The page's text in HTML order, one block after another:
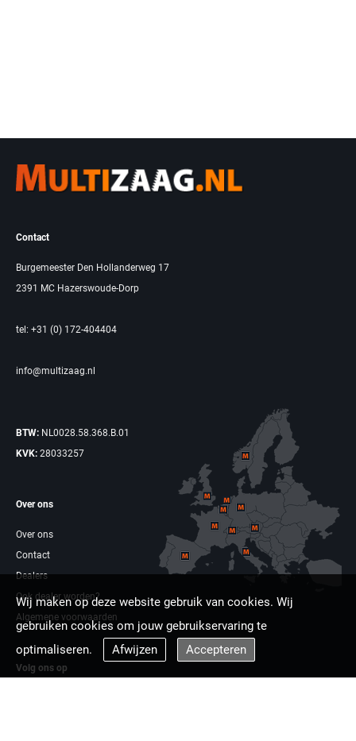
Contact
Burgemeester Den Hollanderweg 17
2391 MC Hazerswoude-Dorp
tel: +31 (0) 172-404404
info@multizaag.nl
BTW: NL0028.58.368.B.01
KVK: 28033257
Over ons
Over ons
Contact
Dealers
Ook dealer worden?
Algemene voorwaarden
Volg ons op
Wij maken op deze website gebruik van cookies. Wij
gebruiken cookies om jouw gebruikservaring te
optimaliseren.
Afwijzen Accepteren